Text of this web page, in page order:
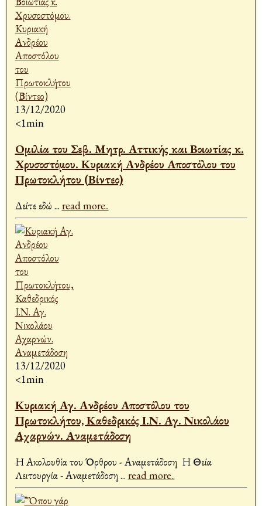
13/12/2020
<1min
Ομιλία του Σεβ. Μητρ. Αττικής και Βοιωτίας κ.
Χρυσοστόμου. Κυριακή Ανδρέου Αποστόλου του
Πρωτοκλήτου (Βίντεο)
Δείτε εδώ ... read more..
13/12/2020
<1min
Κυριακή Αγ. Ανδρέου Αποστόλου του
Πρωτοκλήτου, Καθεδρικός Ι.Ν. Αγ. Νικολάου
Αχαρνών. Αναμετάδοση
Η Ακολουθία του Όρθρου - Αναμετάδοση Η Θεία
Λειτουργία - Αναμετάδοση ... read more..